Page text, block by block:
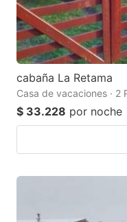
cabaña La Retama
Casa de vacaciones · 2
$ 33.228 por noche